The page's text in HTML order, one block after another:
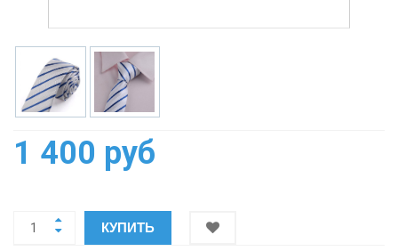
1 400 руб
КУПИТЬ